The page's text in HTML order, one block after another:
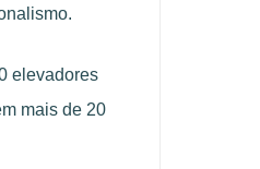
elevadores
mais de 20